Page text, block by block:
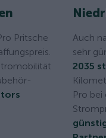
Pritsche
Auch
sehr
2035
Pro bei